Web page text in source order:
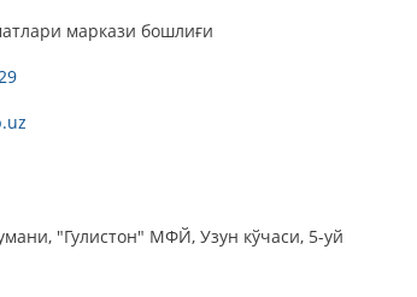
маркази бошлиғи
"Гулистон" МФЙ, Узун кўчаси, 5-уй